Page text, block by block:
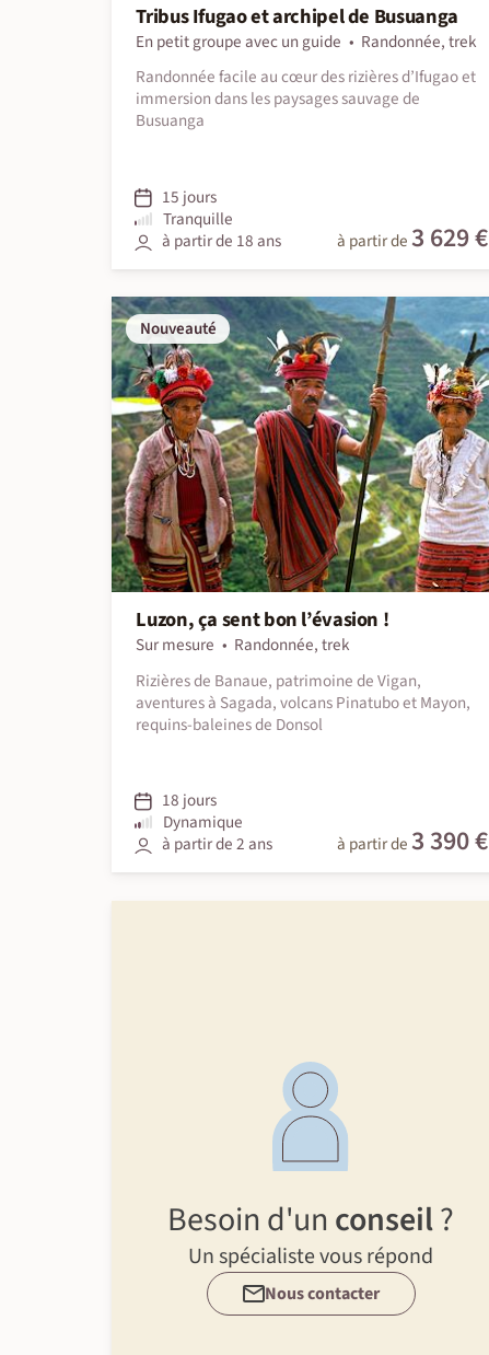
Tribus Ifugao et archipel de Busuanga
En petit groupe avec un guide
Randonnée, trek
Randonnée facile au cœur des rizières d’Ifugao et
immersion dans les paysages sauvage de
Busuanga
15 jours
Tranquille
à partir de 18 ans
à partir de 3 629 €
Nouveauté
Luzon, ça sent bon l’évasion !
Sur mesure
Randonnée, trek
Rizières de Banaue, patrimoine de Vigan,
aventures à Sagada, volcans Pinatubo et Mayon,
requins-baleines de Donsol
18 jours
Dynamique
à partir de 2 ans
à partir de 3 390 €
Besoin d'un conseil?
Un spécialiste vous répond
Nous contacter